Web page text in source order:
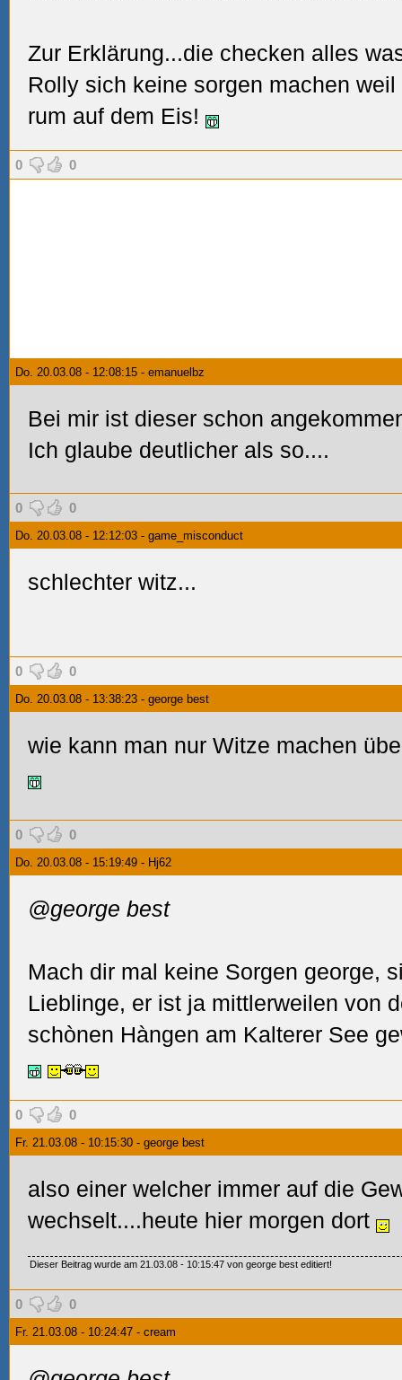
Zur Erklärung...die checken alles
Rolly sich keine sorgen machen
rum auf dem Eis!
0 0
Do. 20.03.08 - 12:08:15 - emanuelbz
Bei mir ist dieser schon
Ich glaube deutlicher als so....
0 0
Do. 20.03.08 - 12:12:03 - game_misconduct
schlechter witz...
0 0
Do. 20.03.08 - 13:38:23 - george best
wie kann man nur Witze machen
0 0
Do. 20.03.08 - 15:19:49 - Hj62
@george best
Mach dir mal keine Sorgen george,
Lieblinge, er ist ja mittlerweilen von
schònen Hàngen am Kalterer See
0 0
Fr. 21.03.08 - 10:15:30 - george best
also einer welcher immer auf die
wechselt....heute hier morgen dort
Dieser Beitrag wurde am 21.03.08 - 10:15:47 von george best editiert!
0 0
Fr. 21.03.08 - 10:24:47 - cream